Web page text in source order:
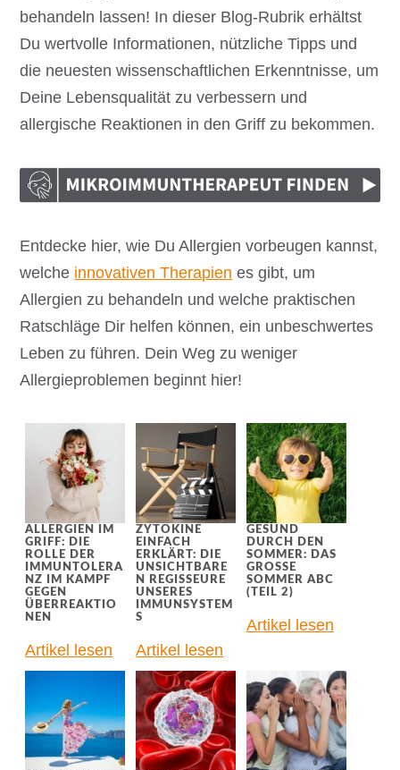
behandeln lassen! In dieser Blog-Rubrik erhältst
Du wertvolle Informationen, nützliche Tipps und
die neuesten wissenschaftlichen Erkenntnisse, um
Deine Lebensqualität zu verbessern und
allergische Reaktionen in den Griff zu bekommen.
Entdecke hier, wie Du Allergien vorbeugen kannst,
welche innovativen Therapien es gibt, um
Allergien zu behandeln und welche praktischen
Ratschläge Dir helfen können, ein unbeschwertes
Leben zu führen. Dein Weg zu weniger
Allergieproblemen beginnt hier!
ALLERGIEN IM
GRIFF: DIE
ROLLE DER
IMMUNTOLERA
NZ IM KAMPF
GEGEN
ÜBERREAKTIO
NEN
Artikel lesen
ZYTOKINE
EINFACH
ERKLÄRT: DIE
UNSICHTBARE
N REGISSEURE
UNSERES
IMMUNSYSTEM
S
Artikel lesen
GESUND
DURCH DEN
SOMMER: DAS
GROSSE S
OMMER ABC (
TEIL 2)
Artikel lesen